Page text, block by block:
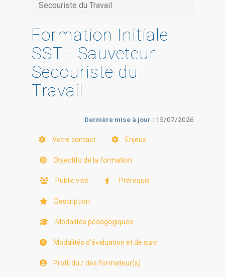
Secouriste du Travail
Formation Initiale
SST - Sauveteur
Secouriste du
Travail
Dernière mise à jour : 15/07/2026
Votre contact Enjeux
Objectifs de la formation
Public visé Prérequis
Description
Modalités pédagogiques
Modalités d'évaluation et de suivi
Profil du / des Formateur(s)